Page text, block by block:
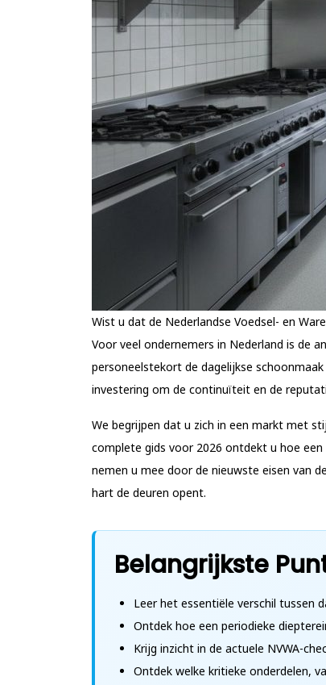
Wist u dat de Nederlandse Voedsel- en
Voor veel ondernemers in Nederland is de
personeelstekort de dagelijkse
investering om de continuïteit en de
We begrijpen dat u zich in een markt met
complete gids voor 2026 ontdekt u hoe een
nemen u mee door de nieuwste eisen van
hart de deuren opent.
Belangrijkste
Leer het essentiële verschil tussen
Ontdek hoe een periodieke
Krijg inzicht in de actuele NVWA-
Ontdek welke kritieke onderdelen,